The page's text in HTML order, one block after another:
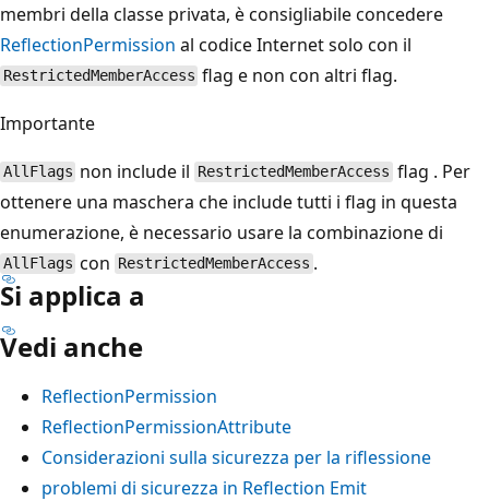
membri della classe privata, è consigliabile concedere
ReflectionPermission al codice Internet solo con il
RestrictedMemberAccess flag e non con altri flag.
Importante
AllFlags non include il RestrictedMemberAccess flag . Per
ottenere una maschera che include tutti i flag in questa
enumerazione, è necessario usare la combinazione di
AllFlags con RestrictedMemberAccess .
Si applica a
Vedi anche
ReflectionPermission
ReflectionPermissionAttribute
Considerazioni sulla sicurezza per la riflessione
problemi di sicurezza in Reflection Emit